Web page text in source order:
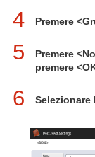
4 Premere
5 Premere
premere
6